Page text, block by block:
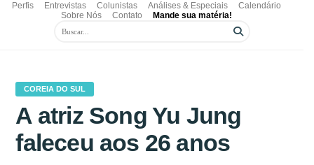
Perfis Entrevistas Colunistas Análises & Especiais
Calendário
Sobre Nós
Contato Mande sua matéria!
COREIA DO SUL
A atriz Song Yu Jung
faleceu aos 26 anos